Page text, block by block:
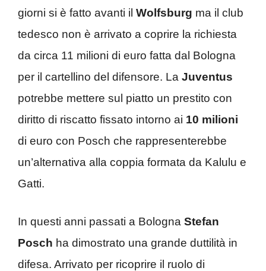
giorni si è fatto avanti il Wolfsburg ma il club
tedesco non è arrivato a coprire la richiesta
da circa 11 milioni di euro fatta dal Bologna
per il cartellino del difensore. La Juventus
potrebbe mettere sul piatto un prestito con
diritto di riscatto fissato intorno ai 10 milioni
di euro con Posch che rappresenterebbe
un’alternativa alla coppia formata da Kalulu e
Gatti.
In questi anni passati a Bologna Stefan
Posch ha dimostrato una grande duttilità in
difesa. Arrivato per ricoprire il ruolo di